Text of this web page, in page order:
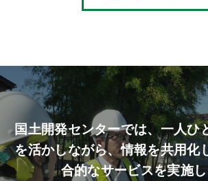
国土開発センターでは、一人ひ
を活かしながら、情報を共用化
合的なサービスを実施